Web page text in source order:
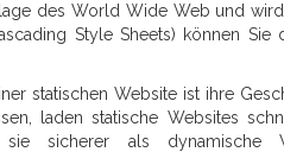
des World Wide Web und
Style Sheets) können
statischen Website ist ihre
laden statische Websites
sie sicherer als dynamische